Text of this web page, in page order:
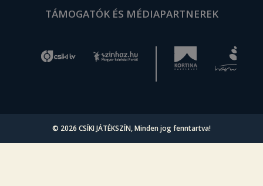
TÁMOGATÓK ÉS MÉDIAPARTNEREK
© 2026 CSÍKI JÁTÉKSZÍN, Minden jog fenntartva!